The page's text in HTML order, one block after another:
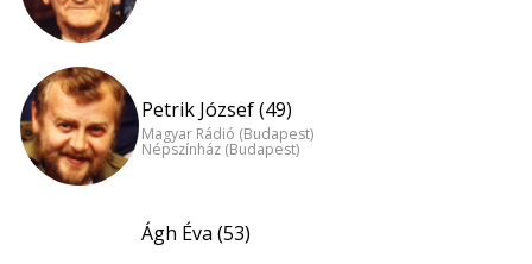
Petrik József (49)
Magyar Rádió (Budapest)
Népszínház (Budapest)
Ágh Éva (53)